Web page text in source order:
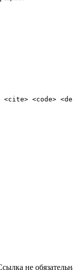
<code>
не